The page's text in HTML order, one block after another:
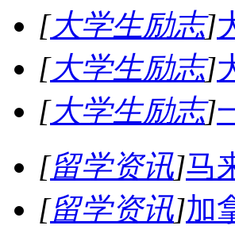
[大学生励志]
[大学生励志]
[大学生励志]
[留学资讯]马
[留学资讯]加